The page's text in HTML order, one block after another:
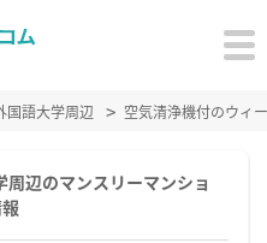
国語大学周辺 空気清浄機付のウィ
辺のマンスリーマンショ